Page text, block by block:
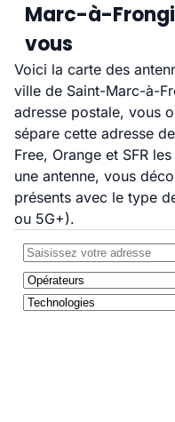
Marc-à-
vous
Voici la carte des
ville de Saint-Marc-à-
adresse postale, vous
sépare cette adresse
Free, Orange et SFR
une antenne, vous
présents avec le type
ou 5G+).